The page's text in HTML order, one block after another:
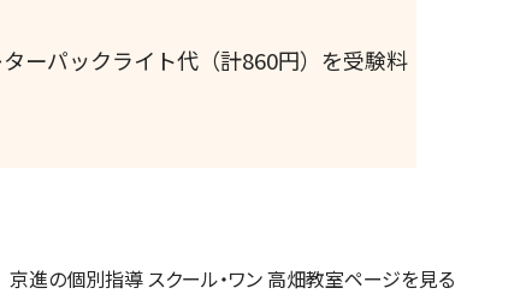
ーパックライト代（計860円）を受験料
京進の個別指導 スクール・ワン 高畑教室ページを見る